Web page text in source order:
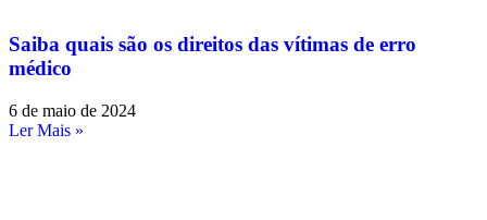
Saiba quais são os direitos das vítimas de erro
médico
6 de maio de 2024
Ler Mais »